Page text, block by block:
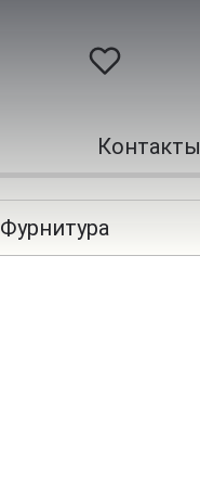
Контакты
Фурнитура